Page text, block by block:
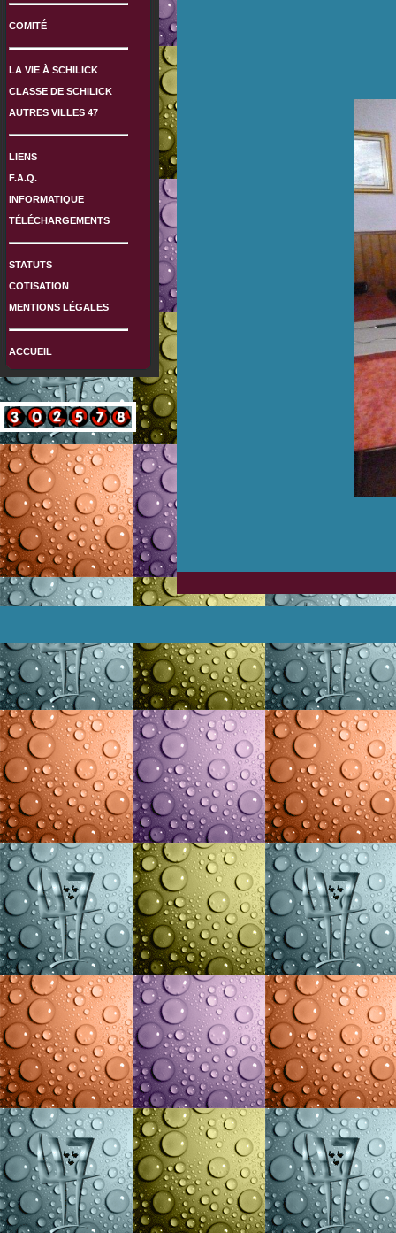
COMITÉ
LA VIE À SCHILICK
CLASSE DE SCHILICK
AUTRES VILLES 47
LIENS
F.A.Q.
INFORMATIQUE
TÉLÉCHARGEMENTS
STATUTS
COTISATION
MENTIONS LÉGALES
ACCUEIL